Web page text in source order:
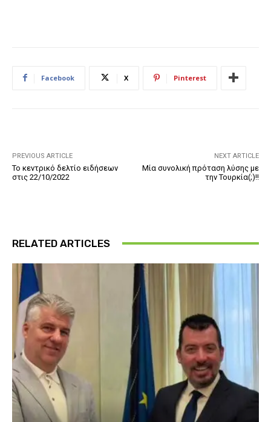
Facebook X Pinterest
PREVIOUS ARTICLE
Το κεντρικό δελτίο ειδήσεων
στις 22/10/2022
NEXT ARTICLE
Μία συνολική πρόταση λύσης με
την Τουρκία(;)!!
RELATED ARTICLES